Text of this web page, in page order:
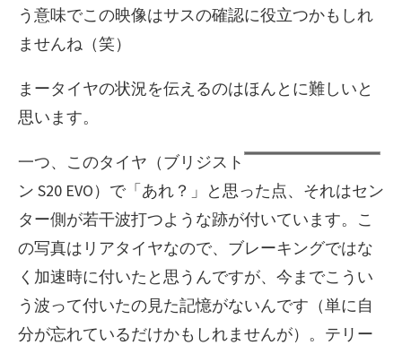
う意味でこの映像はサスの確認に役立つかもしれ
ませんね（笑）
まータイヤの状況を伝えるのはほんとに難しいと
思います。
一つ、このタイヤ（ブリジスト
ン S20 EVO）で「あれ？」と思った点、それはセン
ター側が若干波打つような跡が付いています。こ
の写真はリアタイヤなので、ブレーキングではな
く加速時に付いたと思うんですが、今までこうい
う波って付いたの見た記憶がないんです（単に自
分が忘れているだけかもしれませんが）。テリー